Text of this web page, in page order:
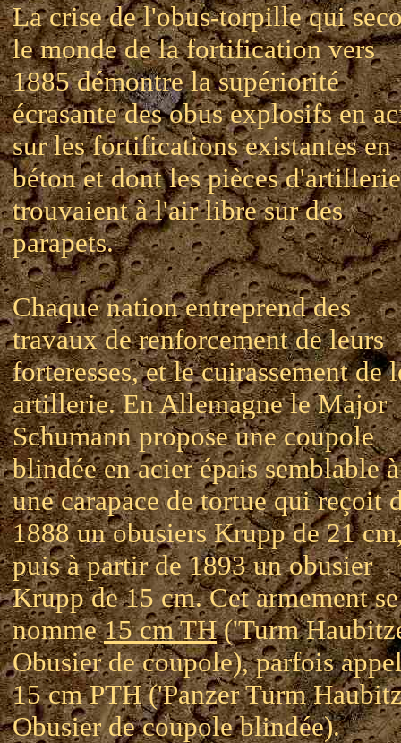
La crise de l'obus-torpille qui
le monde de la fortification vers
1885 démontre la supériorité
écrasante des obus explosifs en
sur les fortifications existantes en
béton et dont les pièces
trouvaient à l'air libre sur des
parapets.
Chaque nation entreprend des
travaux de renforcement de leurs
forteresses, et le cuirassement de
artillerie. En Allemagne le Major
Schumann propose une coupole
blindée en acier épais semblable à
une carapace de tortue qui reçoit
1888 un obusiers Krupp de 21
puis à partir de 1893 un obusier
Krupp de 15 cm. Cet armement se
nomme15 cm TH('Turm
Obusier de coupole), parfois
15 cm PTH ('Panzer Turm
Obusier de coupole blindée).